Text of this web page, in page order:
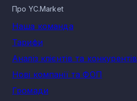
Про YC.Market
Наша команда
Тарифи
Аналіз клієнтів та конкурентів
Нові компанії та ФОП
Громади